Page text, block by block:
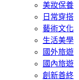
美妝保養
日常穿搭
藝術文化
生活美學
國外旅遊
國內旅遊
創新善終